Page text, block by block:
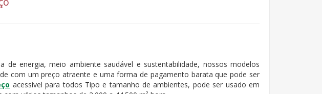
de energia, meio ambiente saudável e sustentabilidade, nossos modelos
com um preço atraente e uma forma de pagamento barata que pode ser
acessível para todos Tipo e tamanho de ambientes, pode ser usado em